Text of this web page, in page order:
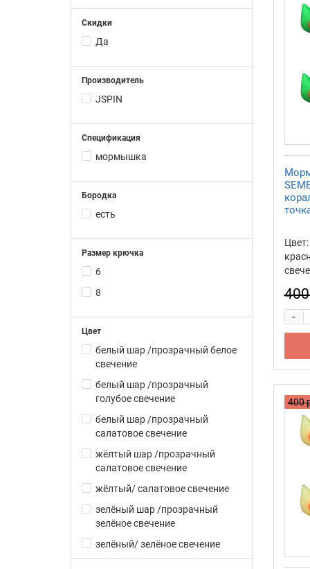
Скидки
Да
Производитель
JSPIN
Спецификация
мормышка
Бородка
есть
Размер крючка
6
8
Цвет
белый шар /прозрачный белое
свечение
белый шар /прозрачный
голубое свечение
белый шар /прозрачный
салатовое свечение
жёлтый шар /прозрачный
салатовое свечение
жёлтый/ салатовое свечение
зелёный шар /прозрачный
зелёное свечение
зелёный/ зелёное свечение
Цвет:
-
400